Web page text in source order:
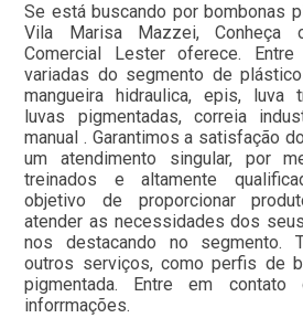
Se está buscando por bombonas
Vila Marisa Mazzei,
Comercial Lester oferece.
variadas do segmento de
mangueira hidraulica, epis, luva
luvas pigmentadas, correia
manual . Garantimos a satisfação
um atendimento singular, por
treinados e altamente
objetivo de proporcionar
atender as necessidades dos
nos destacando no segmento.
outros serviços, como perfis de
pigmentada. Entre em contato
inforrmações.